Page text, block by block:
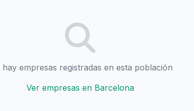
hay empresas registradas en esta población
Ver empresas en Barcelona